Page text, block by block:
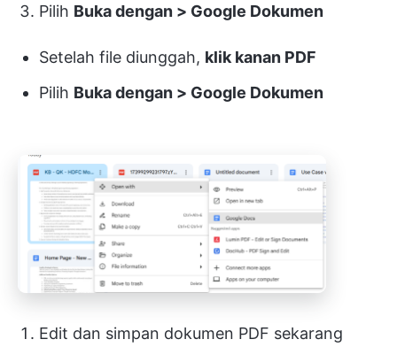
Pilih Buka dengan > Google Dokumen
Setelah file diunggah, klik kanan PDF
Pilih Buka dengan > Google Dokumen
Edit dan simpan dokumen PDF sekarang